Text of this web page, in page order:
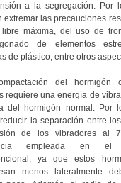
a la segregación. Por
extremar las precauciones
libre máxima, del uso de
de elementos
de plástico, entre otros
del hormigón
requiere una energía de
del hormigón normal. Por
la separación entre
de los vibradores al
empleada en el
ya que estos
menos lateralmente